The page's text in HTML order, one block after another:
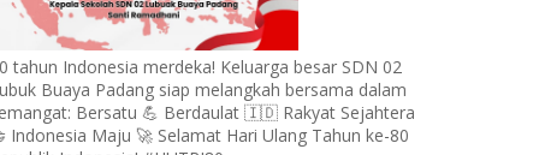
tahun Indonesia merdeka! Keluarga besar SDN 02
Buaya Padang siap melangkah bersama dalam
Bersatu 💪 Berdaulat 🇮🇩 Rakyat Sejahtera
Indonesia Maju 🚀 Selamat Hari Ulang Tahun ke-80